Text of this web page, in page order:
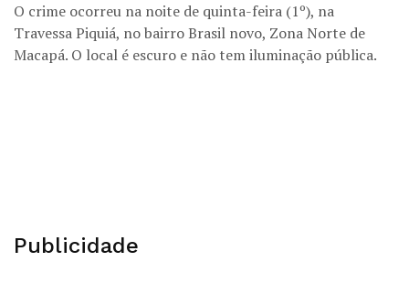
O crime ocorreu na noite de quinta-feira (1º), na
Travessa Piquiá, no bairro Brasil novo, Zona Norte de
Macapá. O local é escuro e não tem iluminação pública.
Publicidade